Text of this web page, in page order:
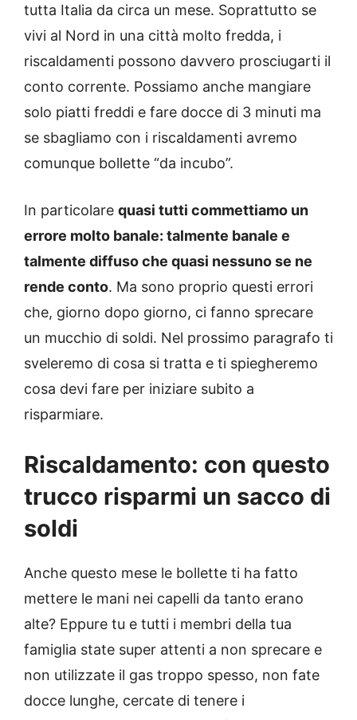
tutta Italia da circa un mese. Soprattutto se
vivi al Nord in una città molto fredda, i
riscaldamenti possono davvero prosciugarti il
conto corrente. Possiamo anche mangiare
solo piatti freddi e fare docce di 3 minuti ma
se sbagliamo con i riscaldamenti avremo
comunque bollette “da incubo”.
In particolare quasi tutti commettiamo un
errore molto banale: talmente banale e
talmente diffuso che quasi nessuno se ne
rende conto. Ma sono proprio questi errori
che, giorno dopo giorno, ci fanno sprecare
un mucchio di soldi. Nel prossimo paragrafo ti
sveleremo di cosa si tratta e ti spiegheremo
cosa devi fare per iniziare subito a
risparmiare.
Riscaldamento: con questo
trucco risparmi un sacco di
soldi
Anche questo mese le bollette ti ha fatto
mettere le mani nei capelli da tanto erano
alte? Eppure tu e tutti i membri della tua
famiglia state super attenti a non sprecare e
non utilizzate il gas troppo spesso, non fate
docce lunghe, cercate di tenere i